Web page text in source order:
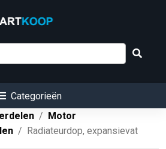
Categorieën
Motor
Radiateurdop, expansievat